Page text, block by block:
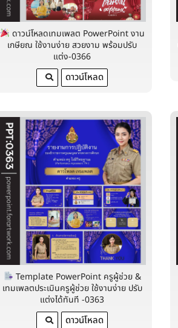
ดาวน์โหลดเทมเพลต PowerPoint งาน
เกษียณ ใช้งานง่าย สวยงาม พร้อมปรับ
แต่ง-0366
ดาวน์โหลด
Template PowerPoint ครูผู้ช่วย &
เทมเพลตประเมินครูผู้ช่วย ใช้งานง่าย ปรับ
แต่งได้ทันที -0363
ดาวน์โหลด